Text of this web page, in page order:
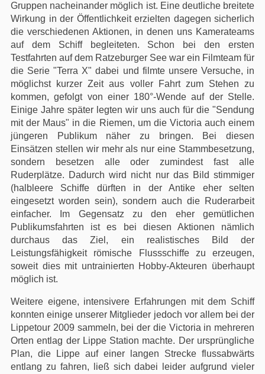
Gruppen nacheinander möglich ist. Eine deutliche breitete
Wirkung in der Öffentlichkeit erzielten dagegen sicherlich
die verschiedenen Aktionen, in denen uns Kamerateams
auf dem Schiff begleiteten. Schon bei den ersten
Testfahrten auf dem Ratzeburger See war ein Filmteam für
die Serie "Terra X" dabei und filmte unsere Versuche, in
möglichst kurzer Zeit aus voller Fahrt zum Stehen zu
kommen, gefolgt von einer 180°-Wende auf der Stelle.
Einige Jahre später legten wir uns auch für die "Sendung
mit der Maus" in die Riemen, um die Victoria auch einem
jüngeren Publikum näher zu bringen. Bei diesen
Einsätzen stellen wir mehr als nur eine Stammbesetzung,
sondern besetzen alle oder zumindest fast alle
Ruderplätze. Dadurch wird nicht nur das Bild stimmiger
(halbleere Schiffe dürften in der Antike eher selten
eingesetzt worden sein), sondern auch die Ruderarbeit
einfacher. Im Gegensatz zu den eher gemütlichen
Publikumsfahrten ist es bei diesen Aktionen nämlich
durchaus das Ziel, ein realistisches Bild der
Leistungsfähigkeit römische Flussschiffe zu erzeugen,
soweit dies mit untrainierten Hobby-Akteuren überhaupt
möglich ist.
Weitere eigene, intensivere Erfahrungen mit dem Schiff
konnten einige unserer Mitglieder jedoch vor allem bei der
Lippetour 2009 sammeln, bei der die Victoria in mehreren
Orten entlag der Lippe Station machte. Der ursprüngliche
Plan, die Lippe auf einer langen Strecke flussabwärts
entlang zu fahren, ließ sich dabei leider aufgrund vieler